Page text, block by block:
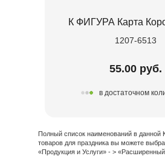
К ФИГУРА Карта
1207-6513
55.00 руб.
в достаточном
Полный список наименований в
товаров для праздника вы можете
«Продукция и Услуги» - >